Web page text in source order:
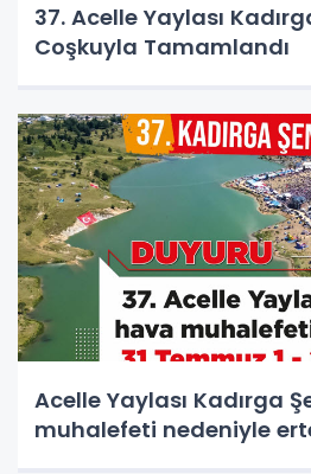
37. Acelle Yaylası
Coşkuyla Tamamlandı
Acelle Yaylası Kadırga
muhalefeti nedeniyle